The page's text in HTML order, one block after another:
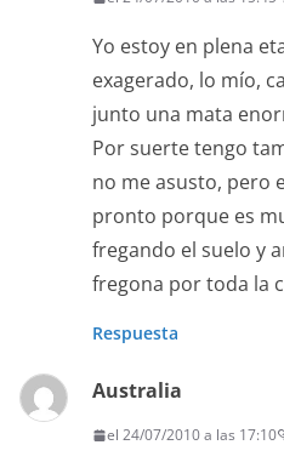
Yo estoy en plena
exagerado, lo mío,
junto una mata
Por suerte tengo
no me asusto, pero
pronto porque es
fregando el suelo y
fregona por toda la
Respuesta
Australia
el 24/07/2010 a las 17:10